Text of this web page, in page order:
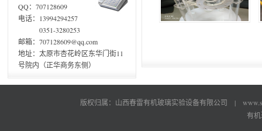
QQ：707128609
电话：13994294257
0351-3280253
邮箱：707128609@qq.com
地址：太原市杏花岭区东华门街11
号院内（正华商务东侧）
版权归属：山西春雷有机玻璃实验设备有限公司 |
有